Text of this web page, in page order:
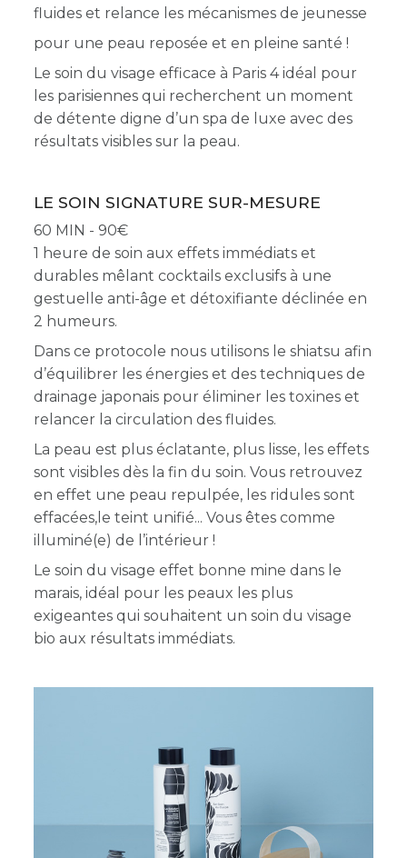
fluides et relance les mécanismes de jeunesse
pour une peau reposée et en pleine santé !
Le soin du visage efficace à Paris 4 idéal pour
les parisiennes qui recherchent un moment
de détente digne d’un spa de luxe avec des
résultats visibles sur la peau.
LE SOIN SIGNATURE SUR-MESURE
60 MIN - 90
1 heure de soin aux effets immédiats et
durables mêlant cocktails exclusifs à une
gestuelle anti-âge et détoxifiante déclinée en
2 humeurs.
Dans ce protocole nous utilisons le shiatsu afin
d’équilibrer les énergies et destechniques de
drainage japonais pour éliminer les toxines et
relancer la circulation des fluides.
La peau est plus éclatante, plus lisse, les effets
sont visibles dès la fin du soin.Vous retrouvez
en effet une peau repulpée, les ridules sont
effacées,le teint unifié... Vous êtes comme
illuminé(e) de l’intérieur !
Le soin du visage effet bonne mine dans le
marais, idéal pour les peaux les plus
exigeantes qui souhaitent un soin du visage
bio aux résultats immédiats.